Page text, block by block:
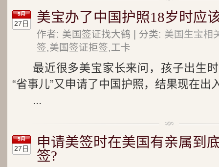
5月
27日 美宝办了中国护照18岁时应
作者: 美国签证找大鹤 | 分类: 美国生宝相
签,美国签证拒签,工卡
最近很多美宝家长来问，孩子出生
“省事儿”又申请了中国护照，结果现在出
...
5月
27日
申请美签时在美国有亲属到
签?